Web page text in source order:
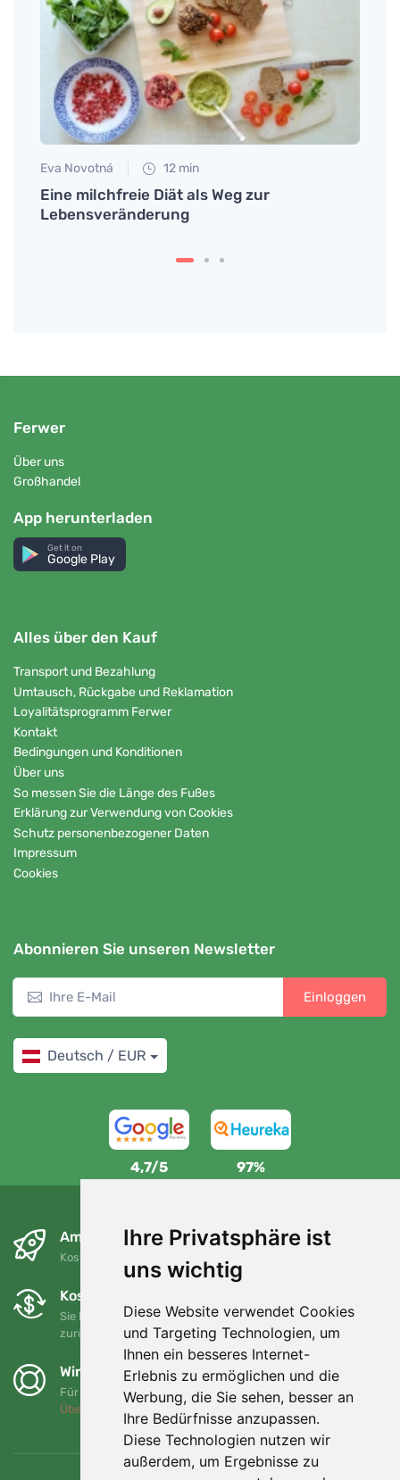
Ihre Privatsphäre ist
uns wichtig
Diese Website verwendet Cookies
und Targeting Technologien, um
Ihnen ein besseres Internet-
Erlebnis zu ermöglichen und die
Werbung, die Sie sehen, besser an
Ihre Bedürfnisse anzupassen.
Diese Technologien nutzen wir
außerdem, um Ergebnisse zu
Eva Novotná 12 min
Eine milchfreie Diät als Weg zur
Lebensveränderung
Ferwer
Über uns
Großhandel
App herunterladen
Get it on
Google Play
Alles über den Kauf
Transport und Bezahlung
Umtausch, Rückgabe und Reklamation
Loyalitätsprogramm Ferwer
Kontakt
Bedingungen und Konditionen
Über uns
So messen Sie die Länge des Fußes
Erklärung zur Verwendung von Cookies
Schutz personenbezogener Daten
Impressum
Cookies
Abonnieren Sie unseren Newsletter
Einloggen
Deutsch / EUR
4,7/5 97%
Am nächsten Tag und kostenlos
Kostenloser Versand für Bestellungen über 80 EUR
Kostenloser Umtausch und Rückgabe
Sie können Ihre Bestellung jederzeit innerhalb von 90 Tagen
zurückgeben oder umtauschen.
Wir unterstützen Trees.org
Für jede Bestellung pflanzen wir einen Baum! Mehr lesen
Über uns